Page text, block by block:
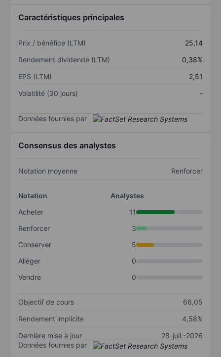
Caractéristiques principales
Prix / bénéfice (LTM)
25,14
Rendement dividende (LTM)
0,38%
EPS (LTM)
2,51
Volatilité (30 jours)
-
Données fournies par
Consensus des analystes
Notation moyenne Renforcer
Notation
Analystes
Acheter
11
Renforcer
3
Conserver
5
Alléger
0
Vendre
0
Objectif de cours
66,05
Rendement implicite
4,58%
Dernière mise à jour
28-juil.-2026
Données fournies par